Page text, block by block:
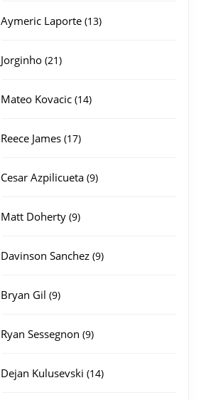
Aymeric Laporte 1313
Jorginho 2121
Mateo Kovacic 1414
Reece James 1717
Cesar Azpilicueta 99
Matt Doherty 99
Davinson Sanchez 99
Bryan Gil 99
Ryan Sessegnon 99
Dejan Kulusevski 1414